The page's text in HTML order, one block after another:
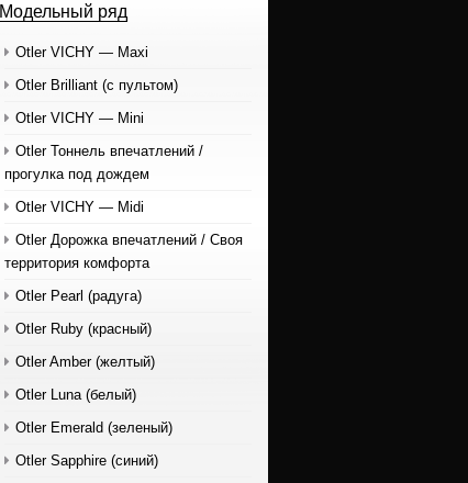
Модельный ряд
Otler VICHY — Maxi
Otler Brilliant (с пультом)
Otler VICHY — Mini
Otler Тоннель впечатлений /
прогулка под дождем
Otler VICHY — Midi
Otler Дорожка впечатлений / Своя
территория комфорта
Otler Pearl (радуга)
Otler Ruby (красный)
Otler Amber (желтый)
Otler Luna (белый)
Otler Emerald (зеленый)
Otler Sapphire (синий)